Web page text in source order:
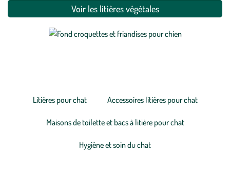
Voir les litières végétales
Litières pour chat Accessoires litières pour chat
Maisons de toilette et bacs à litière pour chat
Hygiène et soin du chat